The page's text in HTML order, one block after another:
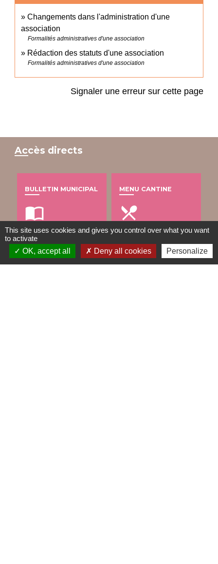
Changements dans l'administration d'une
association
Formalités administratives d'une association
Rédaction des statuts d'une association
Formalités administratives d'une association
Signaler une erreur sur cette page
Accès directs
BULLETIN MUNICIPAL
import_contacts
MENU CANTINE
local_dining
TRAVAUX EN COURS
This site uses cookies and gives you control over what you want
to activate
OK, accept all
Deny all cookies Personalize